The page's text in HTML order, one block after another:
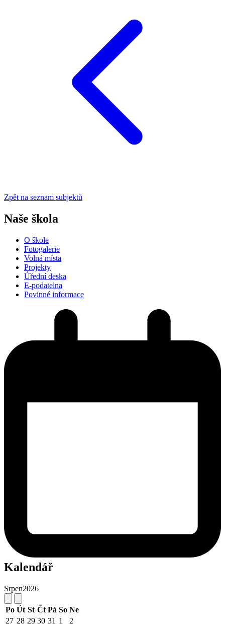
Zpět na seznam subjektů
Naše škola
O škole
Fotogalerie
Volná místa
Projekty
Úřední deska
E-podatelna
Povinné informace
Kalendář
Srpen2026
Po Út St Čt Pá So Ne
27 28 29 30 31 1
2